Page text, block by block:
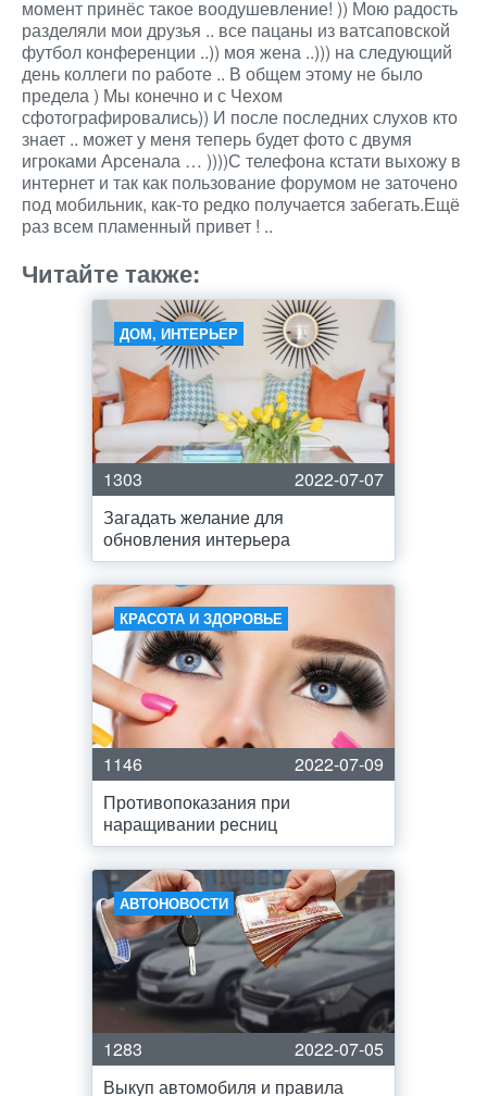
момент принёс такое воодушевление! )) Мою радость
разделяли мои друзья .. все пацаны из ватсаповской
футбол конференции ..)) моя жена ..))) на следующий
день коллеги по работе .. В общем этому не было
предела ) Мы конечно и с Чехом
сфотографировались)) И после последних слухов кто
знает .. может у меня теперь будет фото с двумя
игроками Арсенала … ))))С телефона кстати выхожу в
интернет и так как пользование форумом не заточено
под мобильник, как-то редко получается забегать.Ещё
раз всем пламенный привет ! ..
Читайте также:
ДОМ, ИНТЕРЬЕР
1303
2022-07-07
Загадать желание для
обновления интерьера
КРАСОТА И ЗДОРОВЬЕ
1146
2022-07-09
Противопоказания при
наращивании ресниц
АВТОНОВОСТИ
1283
2022-07-05
Выкуп автомобиля и правила